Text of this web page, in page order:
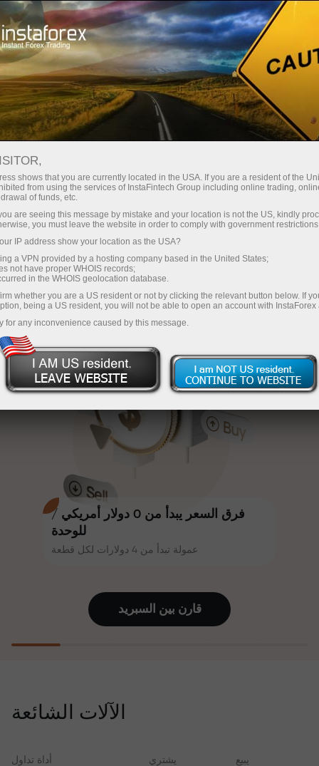
InstaForex
فرق السعر يبدأ من 0 دولار أمريكي /
للوحدة
عمولة تبدأ من 4 دولارات لكل قطعة
مع إنستا فوركس، يمكنك الوصول إلى
إلى 1:5000، وبعض من أفضل فروق
الأسعار والعمولات في السوق، وظروف
مواتية لتداول الأسهم والمؤشرات
فوركس الحصول على مكافأة تصل إلى
30% على إيداعه، والاستفادة من
عروض ترويجية وعروض خاصة أخرى.
تتشارك سرعة المسار وسرعة التداول
نفس القيم. يُضفي أليش لوبرايس
عناصر الحماس والانضباط على عالم
التداول، ويعمل كشريك يُلهم العملاء
لتحقيق أهداف طموحة.
إنستا فوركس على هاتف آيفون أو ماك
بوك أو رحلة أحلامه بمجرد إيداعه مبلغًا
من المال.
خسائرك ويضمن لك مضاعفة أرباحك
ثلاث مرات خلال ستة أشهر. تداول
صغير الحجم
30% مكافأة
لكل إيداع
سرعة
في التجارة وعلى الطريق السريع
جائزة هديتك الشخصية الكبرى
قم بإيداع المبلغ في حسابك باستخدام $333 — اختر هدية
تصل قيمتها إلى $1,500
تداول بدون مخاطرة -
نحن نضمن أرباحك
مكافأة تصل إلى 1000 ضعف - أكبر
قارن بين السبرید
الآلات الشائعة
أداة تداول يشتري يبيع
shows that you are currently located in the USA. If you are a resident of the
from using the services of InstaFintech Group including online trading,
of funds, etc.
are seeing this message by mistake and your location is not the US, kindly
you must leave the website in order to comply with government
IP address show your location as the USA?
a VPN provided by a hosting company based in the United States;
not have proper WHOIS records;
in the WHOIS geolocation database.
whether you are a US resident or not by clicking the relevant button below. If
being a US resident, you will not be able to open an account with InstaForex
for any inconvenience caused by this message.